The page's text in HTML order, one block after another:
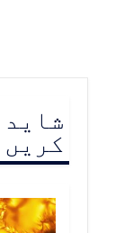
شاید
کریں